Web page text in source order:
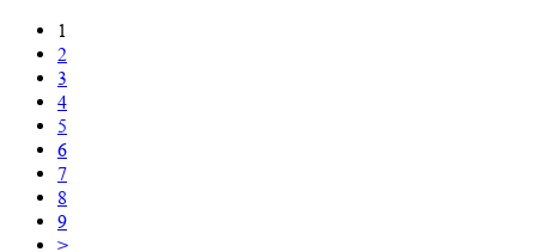
1
2
3
4
5
6
7
8
9
>